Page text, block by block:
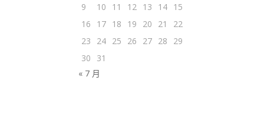
9
10 11 12 13 14 15
16
17 18 19 20 21
22
23
24 25 26 27 28
29
30
31
« 7 月